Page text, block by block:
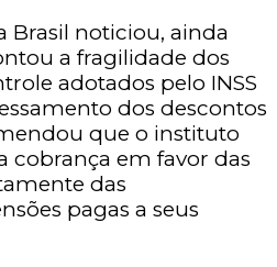
Brasil noticiou, ainda
a fragilidade dos
adotados pelo INSS
dos descontos
que o instituto
cobrança em favor das
das
pagas a seus